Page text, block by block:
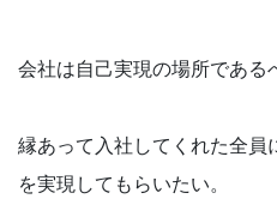
会社は自己実現の場所である
縁あって入社してくれた全員
を実現してもらいたい。